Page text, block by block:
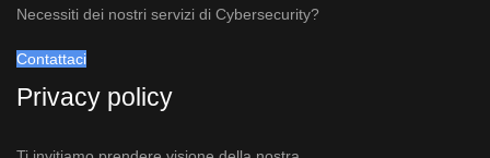
Necessiti dei nostri servizi di Cybersecurity?
Contattaci
Privacy policy